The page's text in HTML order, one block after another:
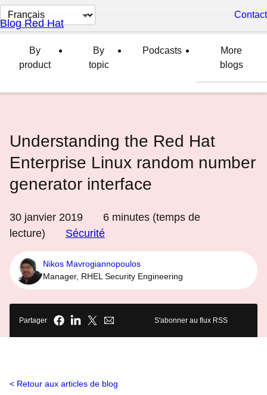
Changer
la
langue
Contact
Blog Red Hat
By
product
By
topic
Podcasts
More
blogs
Understanding the Red Hat
Enterprise Linux random number
generator interface
30 janvier 2019 6 minutes (temps de
lecture)
Sécurité
Nikos Mavrogiannopoulos
Manager, RHEL Security Engineering
Partager S'abonner au flux RSS
Retour aux articles de blog